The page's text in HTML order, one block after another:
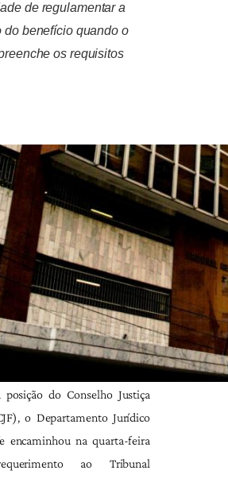
de regulamentar a
do benefício quando o
os requisitos
do Conselho Justiça
o Departamento Jurídico
encaminhou na quarta-feira
ao Tribunal